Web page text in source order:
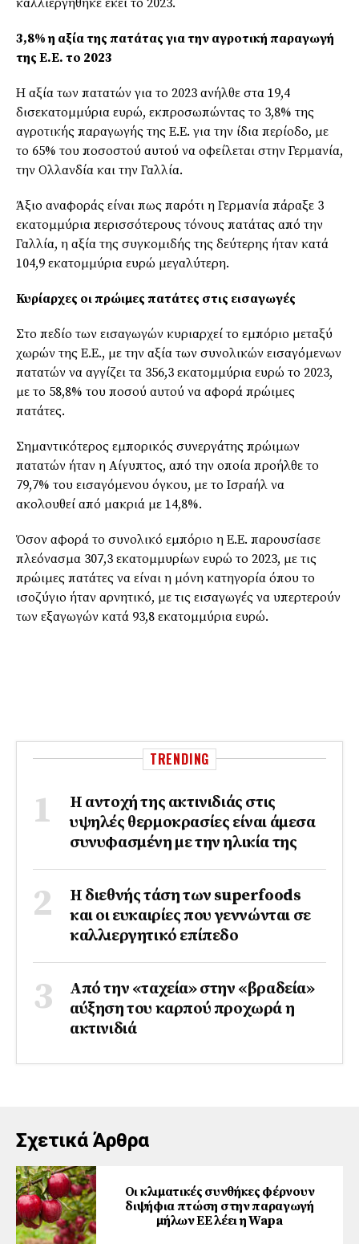
3,8% η αξία της πατάτας για την αγροτική παραγωγή
της Ε.Ε. το 2023
Η αξία των πατατών για το 2023 ανήλθε στα 19,4
δισεκατομμύρια ευρώ, εκπροσωπώντας το 3,8% της
αγροτικής παραγωγής της Ε.Ε. για την ίδια περίοδο, με
το 65% του ποσοστού αυτού να οφείλεται στην Γερμανία,
την Ολλανδία και την Γαλλία.
Άξιο αναφοράς είναι πως παρότι η Γερμανία πάραξε 3
εκατομμύρια περισσότερους τόνους πατάτας από την
Γαλλία, η αξία της συγκομιδής της δεύτερης ήταν κατά
104,9 εκατομμύρια ευρώ μεγαλύτερη.
Κυρίαρχες οι πρώιμες πατάτες στις εισαγωγές
Στο πεδίο των εισαγωγών κυριαρχεί το εμπόριο μεταξύ
χωρών της Ε.Ε., με την αξία των συνολικών εισαγόμενων
πατατών να αγγίζει τα 356,3 εκατομμύρια ευρώ το 2023,
με το 58,8% του ποσού αυτού να αφορά πρώιμες
πατάτες.
Σημαντικότερος εμπορικός συνεργάτης πρώιμων
πατατών ήταν η Αίγυπτος, από την οποία προήλθε το
79,7% του εισαγόμενου όγκου, με το Ισραήλ να
ακολουθεί από μακριά με 14,8%.
Όσον αφορά το συνολικό εμπόριο η Ε.Ε. παρουσίασε
πλεόνασμα 307,3 εκατομμυρίων ευρώ το 2023, με τις
πρώιμες πατάτες να είναι η μόνη κατηγορία όπου το
ισοζύγιο ήταν αρνητικό, με τις εισαγωγές να υπερτερούν
των εξαγωγών κατά 93,8 εκατομμύρια ευρώ.
TRENDING
Η αντοχή της ακτινιδιάς στις
υψηλές θερμοκρασίες είναι άμεσα
συνυφασμένη με την ηλικία της
Η διεθνής τάση των superfoods
και οι ευκαιρίες που γεννώνται σε
καλλιεργητικό επίπεδο
Από την «ταχεία» στην «βραδεία»
αύξηση του καρπού προχωρά η
ακτινιδιά
Σχετικά Άρθρα
Οι κλιματικές συνθήκες φέρνουν
διψήφια πτώση στην παραγωγή
μήλων ΕΕ λέει η Wapa